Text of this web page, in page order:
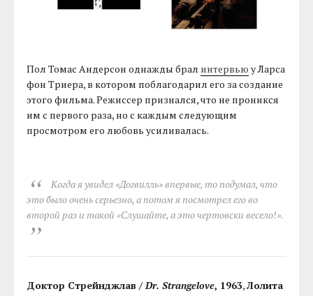
Пол Томас Андерсон однажды брал интервью у Ларса
фон Триера, в котором поблагодарил его за создание
этого фильма. Режиссер признался, что не проникся
им с первого раза, но с каждым следующим
просмотром его любовь усиливалась.
Когда я увидел «Догвилль» впервые, то подумал, что
это было очень серьезно, а потом я посмотрел его во
второй раз и такой «Слушайте, а это чертовски весело!».
Доктор Стрейнджлав /Dr. Strangelove, 1963,Лолита